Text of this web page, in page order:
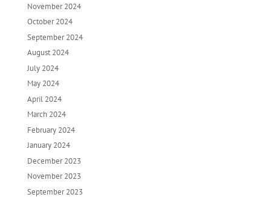
November 2024
October 2024
September 2024
August 2024
July 2024
May 2024
April 2024
March 2024
February 2024
January 2024
December 2023
November 2023
September 2023